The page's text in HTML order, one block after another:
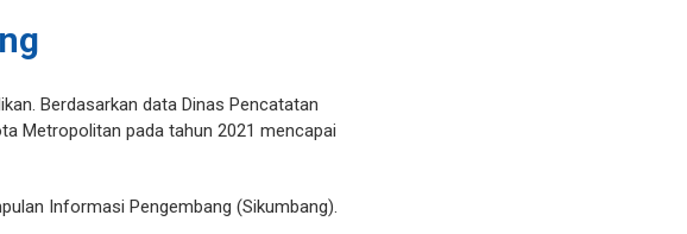
Berdasarkan data Dinas Pencatatan
Metropolitan pada tahun 2021 mencapai
Informasi Pengembang (Sikumbang).